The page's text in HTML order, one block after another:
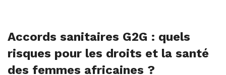
Accords sanitaires G2G : quels
risques pour les droits et la santé
des femmes africaines ?